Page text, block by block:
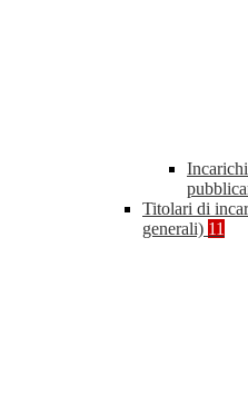
Titolari di
generali) 11